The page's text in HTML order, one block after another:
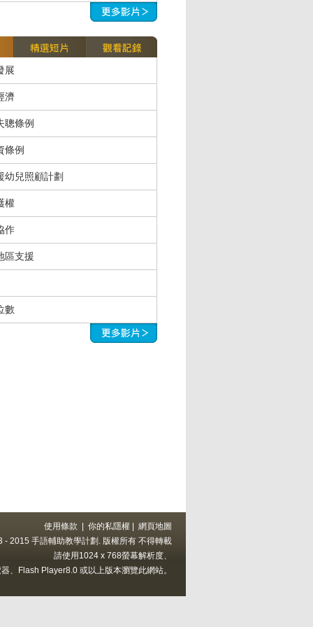
展
濟
聰條例
條例
幼兒照顧計劃
權
作
區支援
數
使用條款 你的私隱權
網頁地圖
2015 手語輔助教學計劃. 版權所有 不得轉載
請使用1024 x 768螢幕解析度、
、Flash Player8.0 或以上版本瀏覽此網站。